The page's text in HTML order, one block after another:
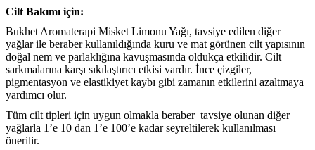
Cilt Bakımı için:
Bukhet Aromaterapi Misket Limonu Yağı, tavsiye edilen diğer
yağlar ile beraber kullanıldığında kuru ve mat görünen cilt yapısının
doğal nem ve parlaklığına kavuşmasında oldukça etkilidir. Cilt
sarkmalarına karşı sıkılaştırıcı etkisi vardır. İnce çizgiler,
pigmentasyon ve elastikiyet kaybı gibi zamanın etkilerini azaltmaya
yardımcı olur.
Tüm cilt tipleri için uygun olmakla beraber tavsiye olunan diğer
yağlarla 1’e 10 dan 1’e 100’e kadar seyreltilerek kullanılması
önerilir.